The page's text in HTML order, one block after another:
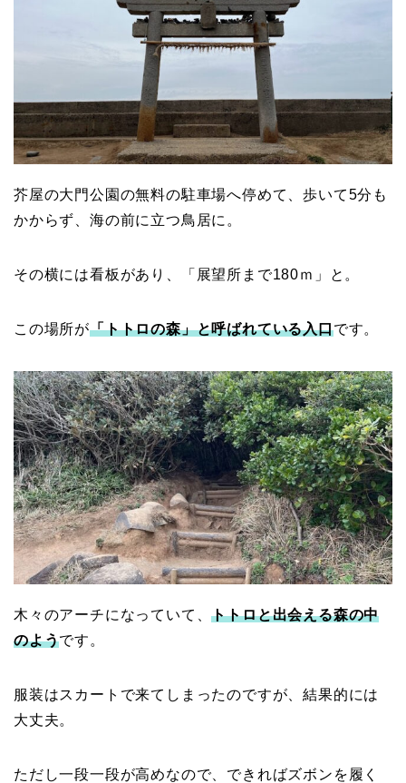
芥屋の大門公園の無料の駐車場へ停めて、歩いて5分も
かからず、海の前に立つ鳥居に。
その横には看板があり、「展望所まで180ｍ」と。
この場所が「トトロの森」と呼ばれている入口です。
木々のアーチになっていて、トトロと出会える森の中
のようです。
服装はスカートで来てしまったのですが、結果的には
大丈夫。
ただし一段一段が高めなので、できればズボンを履く